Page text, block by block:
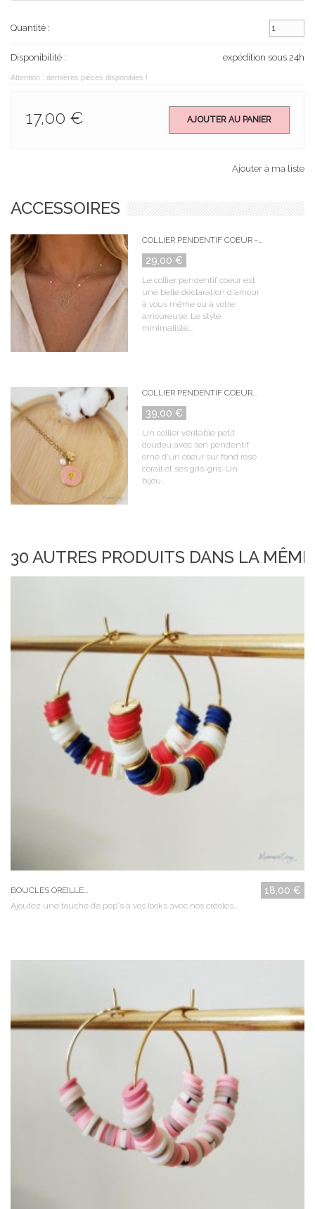
Quantité :
Disponibilité : expédition sous 24h
Attention : dernières pièces disponibles !
17,00 € AJOUTER AU PANIER
Ajouter à ma liste
ACCESSOIRES
COLLIER PENDENTIF COEUR -...
29,00 €
Le collier pendentif coeur est
une belle déclaration d'amour
à vous même ou à votre
amoureuse. Le style
minimaliste...
COLLIER PENDENTIF COEUR...
39,00 €
Un collier véritable petit
doudou avec son pendentif
orné d'un coeur sur fond rose
corail et ses gris-gris. Un
bijou...
30 AUTRES PRODUITS DANS LA
BOUCLES OREILLE... 18,00 €
Ajoutez une touche de pep's à vos looks avec nos créoles...